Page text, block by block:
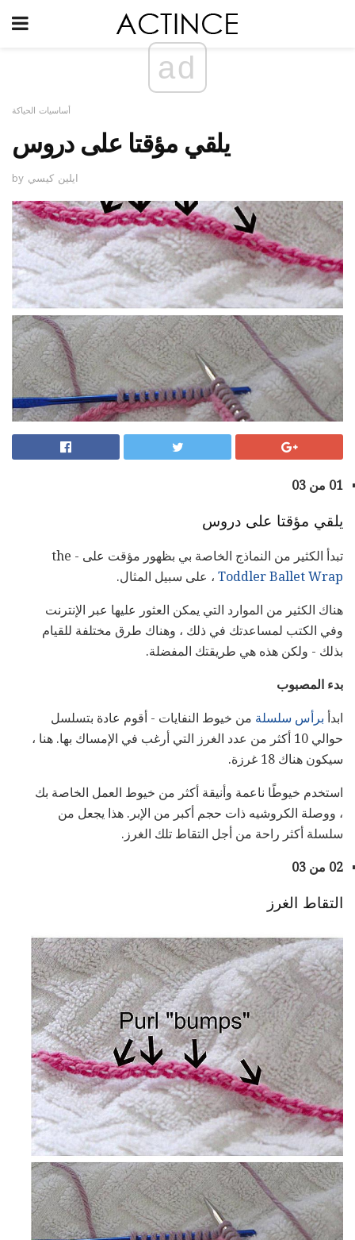
ad
أساسيات الحياكة
يلقي مؤقتا على دروس
by ايلين كيسي
01 من 03
يلقي مؤقتا على دروس
تبدأ الكثير من النماذج الخاصة بي بظهور مؤقت على - the
Toddler Ballet Wrap ، على سبيل المثال.
هناك الكثير من الموارد التي يمكن العثور عليها عبر الإنترنت
وفي الكتب لمساعدتك في ذلك ، وهناك طرق مختلفة للقيام
بذلك - ولكن هذه هي طريقتك المفضلة.
بدء المصبوب
ابدأ برأس سلسلة من خيوط النفايات - أقوم عادة بتسلسل
حوالي 10 أكثر من عدد الغرز التي أرغب في الإمساك بها. هنا ،
سيكون هناك 18 غرزة.
استخدم خيوطًا ناعمة وأنيقة أكثر من خيوط العمل الخاصة بك
، ووصلة الكروشيه ذات حجم أكبر من الإبر. هذا يجعل من
سلسلة أكثر راحة من أجل التقاط تلك الغرز.
02 من 03
التقاط الغرز